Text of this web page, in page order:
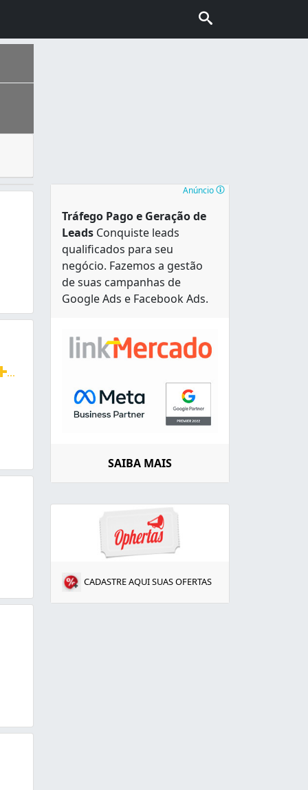
uma área de 217,494 km². Sua Região
massagem redutora e relaxante. Apenas hora
Anúncio
Tráfego Pago e Geração de
Leads Conquiste leads
qualificados para seu
negócio. Fazemos a gestão
de suas campanhas de
Google Ads e Facebook Ads.
SAIBA MAIS
CADASTRE AQUI SUAS OFERTAS